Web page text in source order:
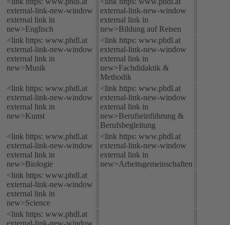
external-link-new-window
external link in
new>Englisch
external-link-new-window
external link in
new>Bildung auf Reisen
<link https: www.phdl.at
external-link-new-window
external link in
new>Musik
<link https: www.phdl.at
external-link-new-window
external link in
new>Fachdidaktik &
Methodik
<link https: www.phdl.at
external-link-new-window
external link in
new>Kunst
<link https: www.phdl.at
external-link-new-window
external link in
new>Berufseinführung &
Berufsbegleitung
<link https: www.phdl.at
external-link-new-window
external link in
new>Biologie
<link https: www.phdl.at
external-link-new-window
external link in
new>Arbeitsgemeinschaften
<link https: www.phdl.at
external-link-new-window
external link in
new>Science
<link https: www.phdl.at
external-link-new-window